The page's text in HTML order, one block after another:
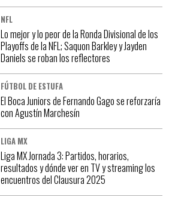
NFL
Lo mejor y lo peor de la Ronda Divisional de los
Playoffs de la NFL; Saquon Barkley y Jayden
Daniels se roban los reflectores
FÚTBOL DE ESTUFA
El Boca Juniors de Fernando Gago se reforzaría
con Agustín Marchesín
LIGA MX
Liga MX Jornada 3: Partidos, horarios,
resultados y dónde ver en TV y streaming los
encuentros del Clausura 2025